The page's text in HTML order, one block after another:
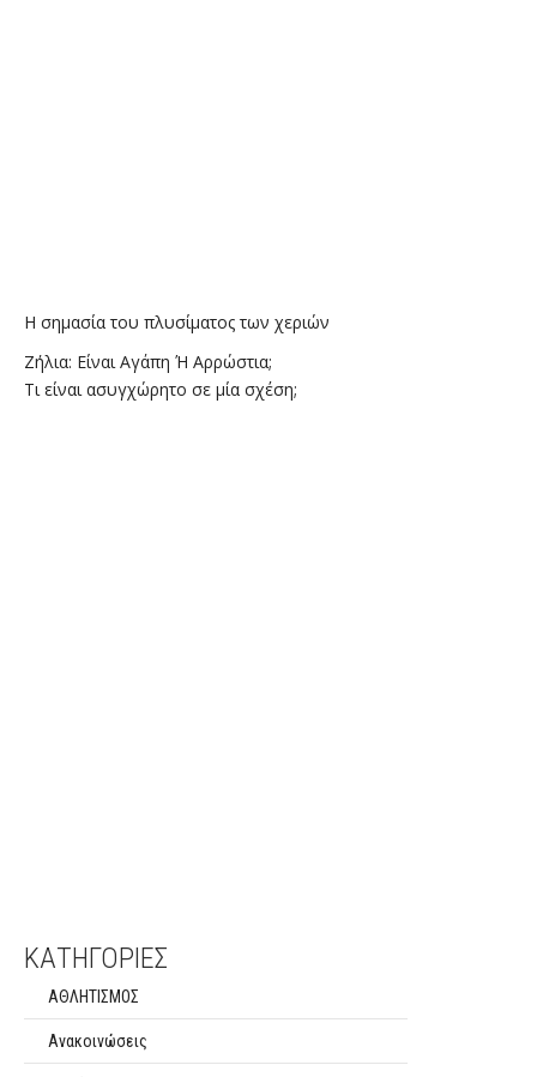
Η σημασία του πλυσίματος των χεριών
Ζήλια: Είναι Αγάπη Ή Αρρώστια;
Τι είναι ασυγχώρητο σε μία σχέση;
ΚΑΤΗΓΟΡΙΕΣ
ΑΘΛΗΤΙΣΜΟΣ
Ανακοινώσεις